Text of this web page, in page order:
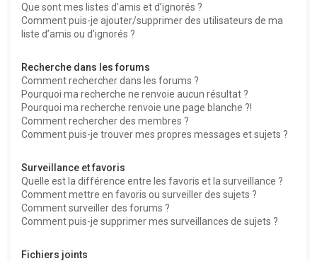
Que sont mes listes d’amis et d’ignorés ?
Comment puis-je ajouter/supprimer des utilisateurs de ma
liste d’amis ou d’ignorés ?
Recherche dans les forums
Comment rechercher dans les forums ?
Pourquoi ma recherche ne renvoie aucun résultat ?
Pourquoi ma recherche renvoie une page blanche ?!
Comment rechercher des membres ?
Comment puis-je trouver mes propres messages et sujets ?
Surveillance et favoris
Quelle est la différence entre les favoris et la surveillance ?
Comment mettre en favoris ou surveiller des sujets ?
Comment surveiller des forums ?
Comment puis-je supprimer mes surveillances de sujets ?
Fichiers joints